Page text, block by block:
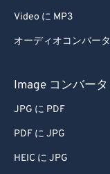
Video に MP3
オーディオコンバータ
Image コンバータ
JPG に PDF
PDF に JPG
HEIC に JPG